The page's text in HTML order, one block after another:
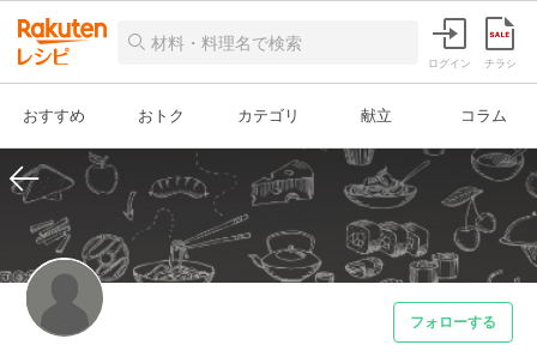
ログイン チラシ
おすすめ おトク カテゴリ 献立 コラム
フォローする